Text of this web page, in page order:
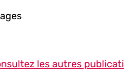
les autres